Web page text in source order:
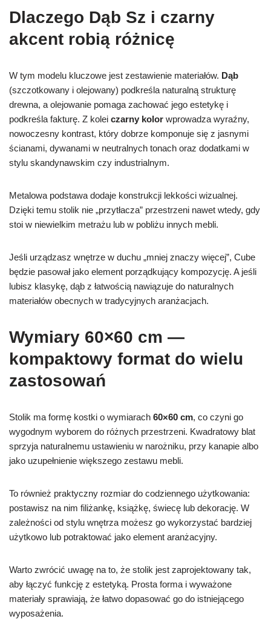
Dlaczego Dąb Sz i czarny
akcent robią różnicę
W tym modelu kluczowe jest zestawienie materiałów. Dąb
(szczotkowany i olejowany) podkreśla naturalną strukturę
drewna, a olejowanie pomaga zachować jego estetykę i
podkreśla fakturę. Z kolei czarny kolor wprowadza wyraźny,
nowoczesny kontrast, który dobrze komponuje się z jasnymi
ścianami, dywanami w neutralnych tonach oraz dodatkami w
stylu skandynawskim czy industrialnym.
Metalowa podstawa dodaje konstrukcji lekkości wizualnej.
Dzięki temu stolik nie „przytłacza” przestrzeni nawet wtedy, gdy
stoi w niewielkim metrażu lub w pobliżu innych mebli.
Jeśli urządzasz wnętrze w duchu „mniej znaczy więcej”, Cube
będzie pasował jako element porządkujący kompozycję. A jeśli
lubisz klasykę, dąb z łatwością nawiązuje do naturalnych
materiałów obecnych w tradycyjnych aranżacjach.
Wymiary 60×60 cm —
kompaktowy format do wielu
zastosowań
Stolik ma formę kostki o wymiarach 60×60 cm, co czyni go
wygodnym wyborem do różnych przestrzeni. Kwadratowy blat
sprzyja naturalnemu ustawieniu w narożniku, przy kanapie albo
jako uzupełnienie większego zestawu mebli.
To również praktyczny rozmiar do codziennego użytkowania:
postawisz na nim filiżankę, książkę, świecę lub dekorację. W
zależności od stylu wnętrza możesz go wykorzystać bardziej
użytkowo lub potraktować jako element aranżacyjny.
Warto zwrócić uwagę na to, że stolik jest zaprojektowany tak,
aby łączyć funkcję z estetyką. Prosta forma i wyważone
materiały sprawiają, że łatwo dopasować go do istniejącego
wyposażenia.